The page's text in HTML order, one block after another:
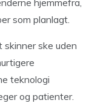
hjemmefra,
som planlagt.
ske uden
teknologi
og patienter.